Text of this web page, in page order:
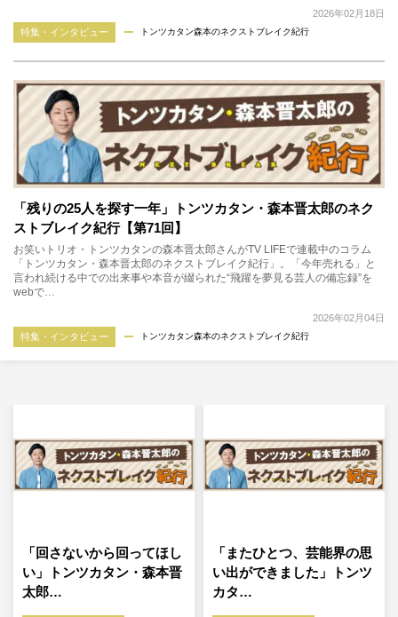
2026年02月18日
特集・インタビュー
トンツカタン森本のネクストブレイク紀行
「残りの25人を探す一年」トンツカタン・森本晋太郎のネク
ストブレイク紀行【第71回】
お笑いトリオ・トンツカタンの森本晋太郎さんがTV LIFEで連載中のコラム
「トンツカタン・森本晋太郎のネクストブレイク紀行」。「今年売れる」と
言われ続ける中での出来事や本音が綴られた“飛躍を夢見る芸人の備忘録”を
webで…
2026年02月04日
特集・インタビュー
トンツカタン森本のネクストブレイク紀行
「回さないから回ってほし
い」トンツカタン・森本晋
太郎…
「またひとつ、芸能界の思
い出ができました」トンツ
カタ…